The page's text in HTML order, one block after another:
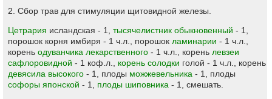
2. Сбор трав для стимуляции щитовидной железы.
Цетрария исландская - 1, тысячелистник обыкновенный - 1,
порошок корня имбиря - 1 ч.л., порошок ламинарии - 1 ч.л.,
корень одуванчика лекарственного - 1 ч.л., корень левзеи
сафлоровидной - 1 коф.л., корень солодки голой - 1 ч.л., корень
девясила высокого - 1, плоды можжевельника - 1, плоды
софоры японской - 1, плоды шиповника - 1, смешать.